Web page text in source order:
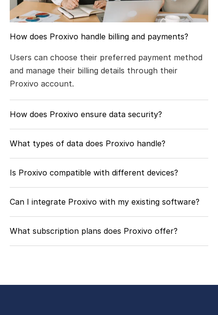
How does Proxivo handle billing and payments?
Users can choose their preferred payment method
and manage their billing details through their
Proxivo account.
How does Proxivo ensure data security?
What types of data does Proxivo handle?
Is Proxivo compatible with different devices?
Can I integrate Proxivo with my existing software?
What subscription plans does Proxivo offer?